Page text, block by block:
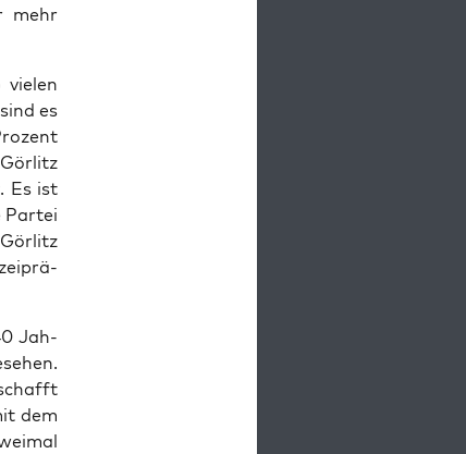
mehr
es
Es ist
Par­tei
Jah­
dem